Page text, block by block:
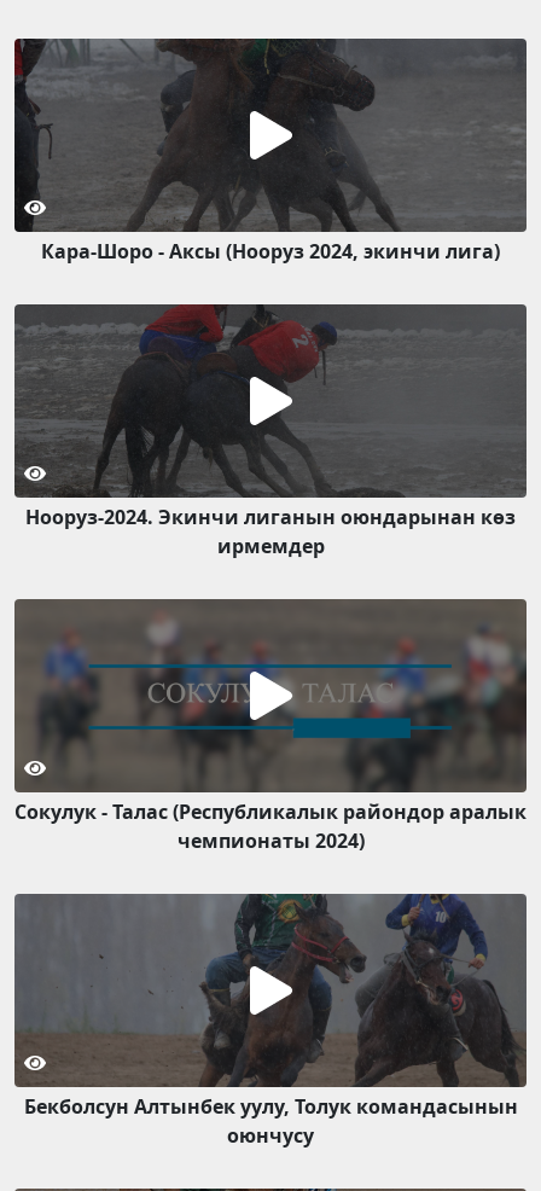
Кара-Шоро - Аксы (Нооруз 2024, экинчи лига)
Нооруз-2024. Экинчи лиганын оюндарынан көз
ирмемдер
Сокулук - Талас (Республикалык райондор аралык
чемпионаты 2024)
Бекболсун Алтынбек уулу, Толук командасынын
оюнчусу